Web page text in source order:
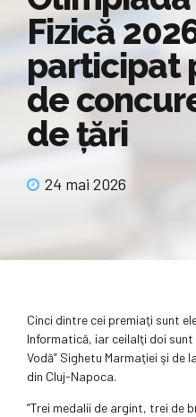
Fizică
participat
de
de țări
24 mai 2026
Cinci dintre cei premiaţi sunt
Informatică, iar ceilalţi doi sunt
Vodă” Sighetu Marmaţiei şi de
din Cluj-Napoca.
”Trei medalii de argint, trei de